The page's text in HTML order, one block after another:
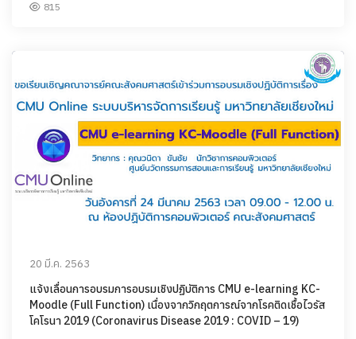
815
20 มี.ค. 2563
แจ้งเลื่อนการอบรมการอบรมเชิงปฏิบัติการ CMU e-learning KC-
Moodle (Full Function) เนื่องจากวิกฤตการณ์จากโรคติดเชื้อไวรัส
โคโรนา 2019 (Coronavirus Disease 2019 : COVID – 19)